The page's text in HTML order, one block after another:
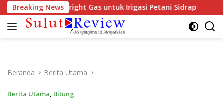
Langsung
ke
konten
Breaking News
Bright Gas untuk Irigasi Petani Sidrap
Beranda Berita Utama
Berita Utama, Bitung